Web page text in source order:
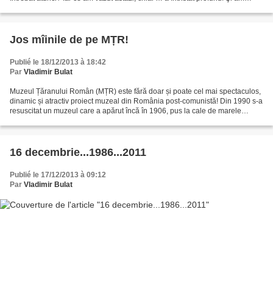
Jos mîinile de pe MȚR!
Publié le 18/12/2013 à 18:42
Par Vladimir Bulat
Muzeul Țăranului Român (MȚR) este fără doar și poate cel mai spectaculos,
dinamic și atractiv proiect muzeal din România post-comunistă! Din 1990 s-a
resuscitat un muzeul care a apărut încă în 1906, pus la cale de marele
16 decembrie...1986...2011
Publié le 17/12/2013 à 09:12
Par Vladimir Bulat